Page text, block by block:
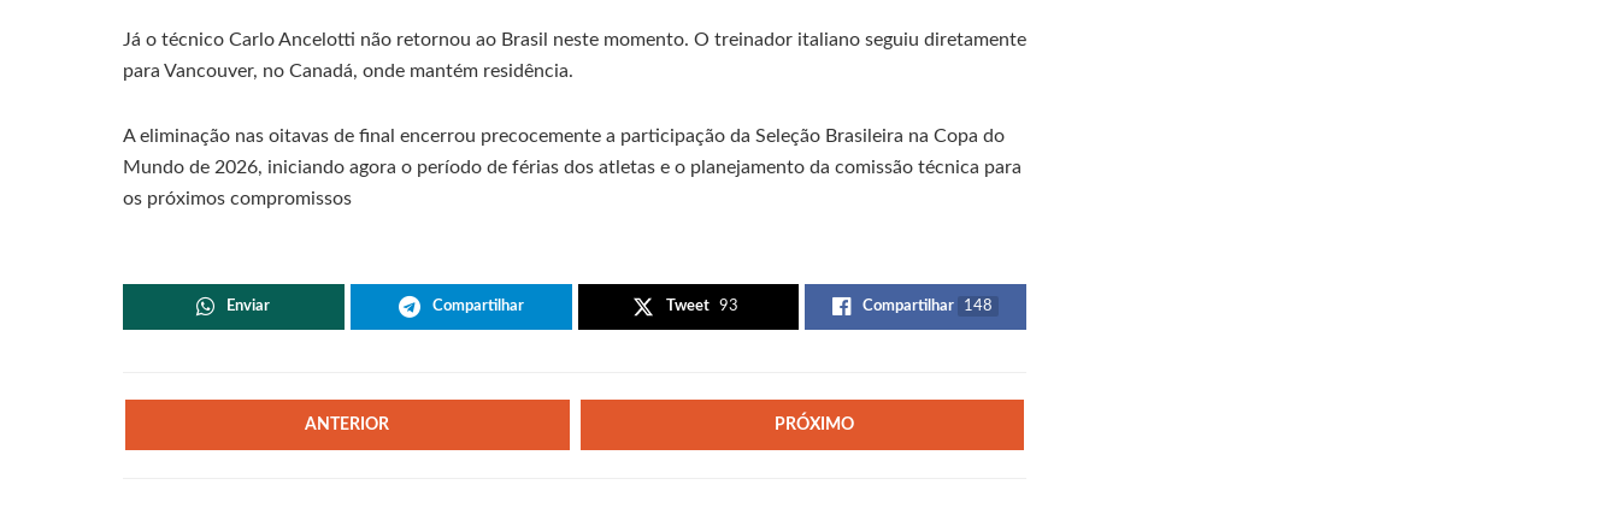
Já o técnico Carlo Ancelotti não retornou ao Brasil neste momento. O treinador italiano seguiu diretamente
para Vancouver, no Canadá, onde mantém residência.
A eliminação nas oitavas de final encerrou precocemente a participação da Seleção Brasileira na Copa do
Mundo de 2026, iniciando agora o período de férias dos atletas e o planejamento da comissão técnica para
os próximos compromissos
Enviar Compartilhar Tweet 93 Compartilhar 148
ANTERIOR PRÓXIMO